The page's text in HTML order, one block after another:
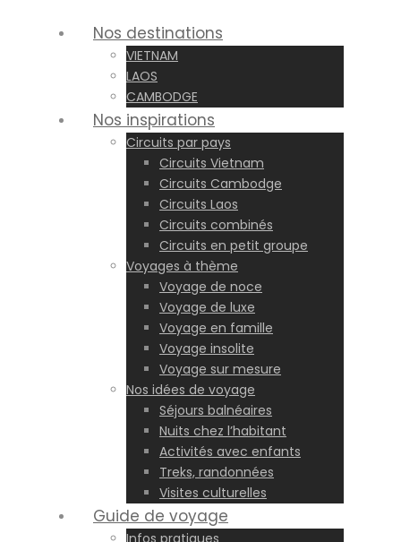
Nos destinations
VIETNAM
LAOS
CAMBODGE
Nos inspirations
Circuits par pays
Circuits Vietnam
Circuits Cambodge
Circuits Laos
Circuits combinés
Circuits en petit groupe
Voyages à thème
Voyage de noce
Voyage de luxe
Voyage en famille
Voyage insolite
Voyage sur mesure
Nos idées de voyage
Séjours balnéaires
Nuits chez l’habitant
Activités avec enfants
Treks, randonnées
Visites culturelles
Guide de voyage
Infos pratiques